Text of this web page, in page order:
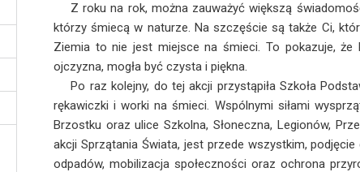
Z roku na rok, można zauważyć większą
którzy śmiecą w naturze. Na szczęście są także Ci,
Ziemia to nie jest miejsce na śmieci. To pokazuje,
ojczyzna, mogła być czysta i piękna.
Po raz kolejny, do tej akcji przystąpiła Szkoła
rękawiczki i worki na śmieci. Wspólnymi siłami
Brzostku oraz ulice Szkolna, Słoneczna, Legionów,
akcji Sprzątania Świata, jest przede wszystkim,
odpadów, mobilizacja społeczności oraz ochrona